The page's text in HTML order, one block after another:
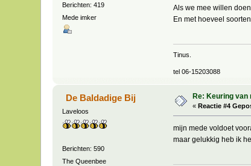
Berichten: 419
Mede imker
Als we mee willen
En met hoeveel
Tinus.
tel 06-15203088
De Baldadige Bij
Laveloos
Berichten: 590
The Queenbee
Re: Keuring van
« Reactie #4
mijn mede voldoet
maar gelukkig heb ik